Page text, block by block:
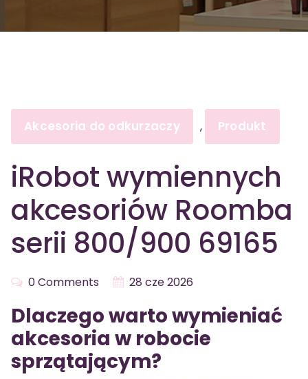
Akcesoria do odkurzaczy , Produkt
iRobot wymiennych
akcesoriów Roomba
serii 800/900 69165
0 Comments 28 cze 2026
Dlaczego warto wymieniać
akcesoria w robocie
sprzątającym?